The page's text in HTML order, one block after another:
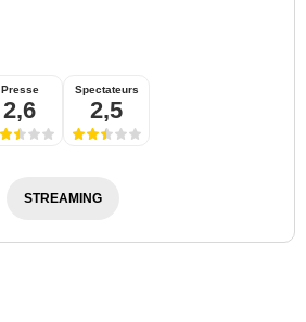
Presse
2,6
Spectateurs
2,5
STREAMING